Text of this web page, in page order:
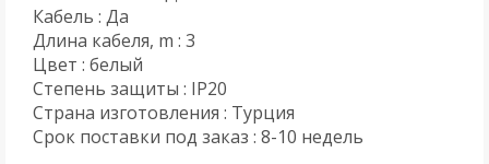
Кабель : Да
Длина кабеля, m : 3
Цвет : белый
Степень защиты : IP20
Страна изготовления : Турция
Срок поставки под заказ : 8-10 недель